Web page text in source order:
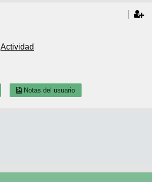
Actividad
Notas del usuario